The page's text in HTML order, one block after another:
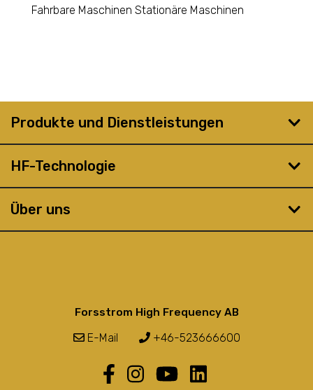
Fahrbare Maschinen Stationäre Maschinen
Produkte und Dienstleistungen
HF-Technologie
Über uns
Forsstrom High Frequency AB
E-Mail +46-523666600